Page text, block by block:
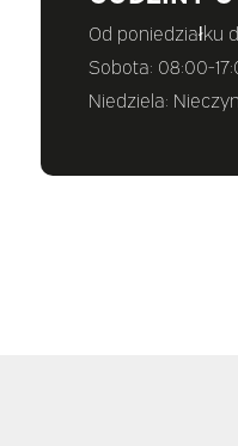
Od poniedziałku
Sobota: 08:00-
Niedziela: